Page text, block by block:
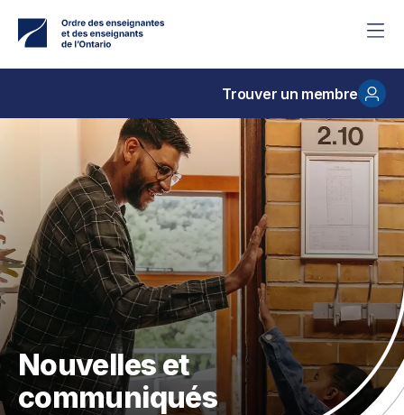
contenu
Trouver un membre
Nouvelles et
communiqués